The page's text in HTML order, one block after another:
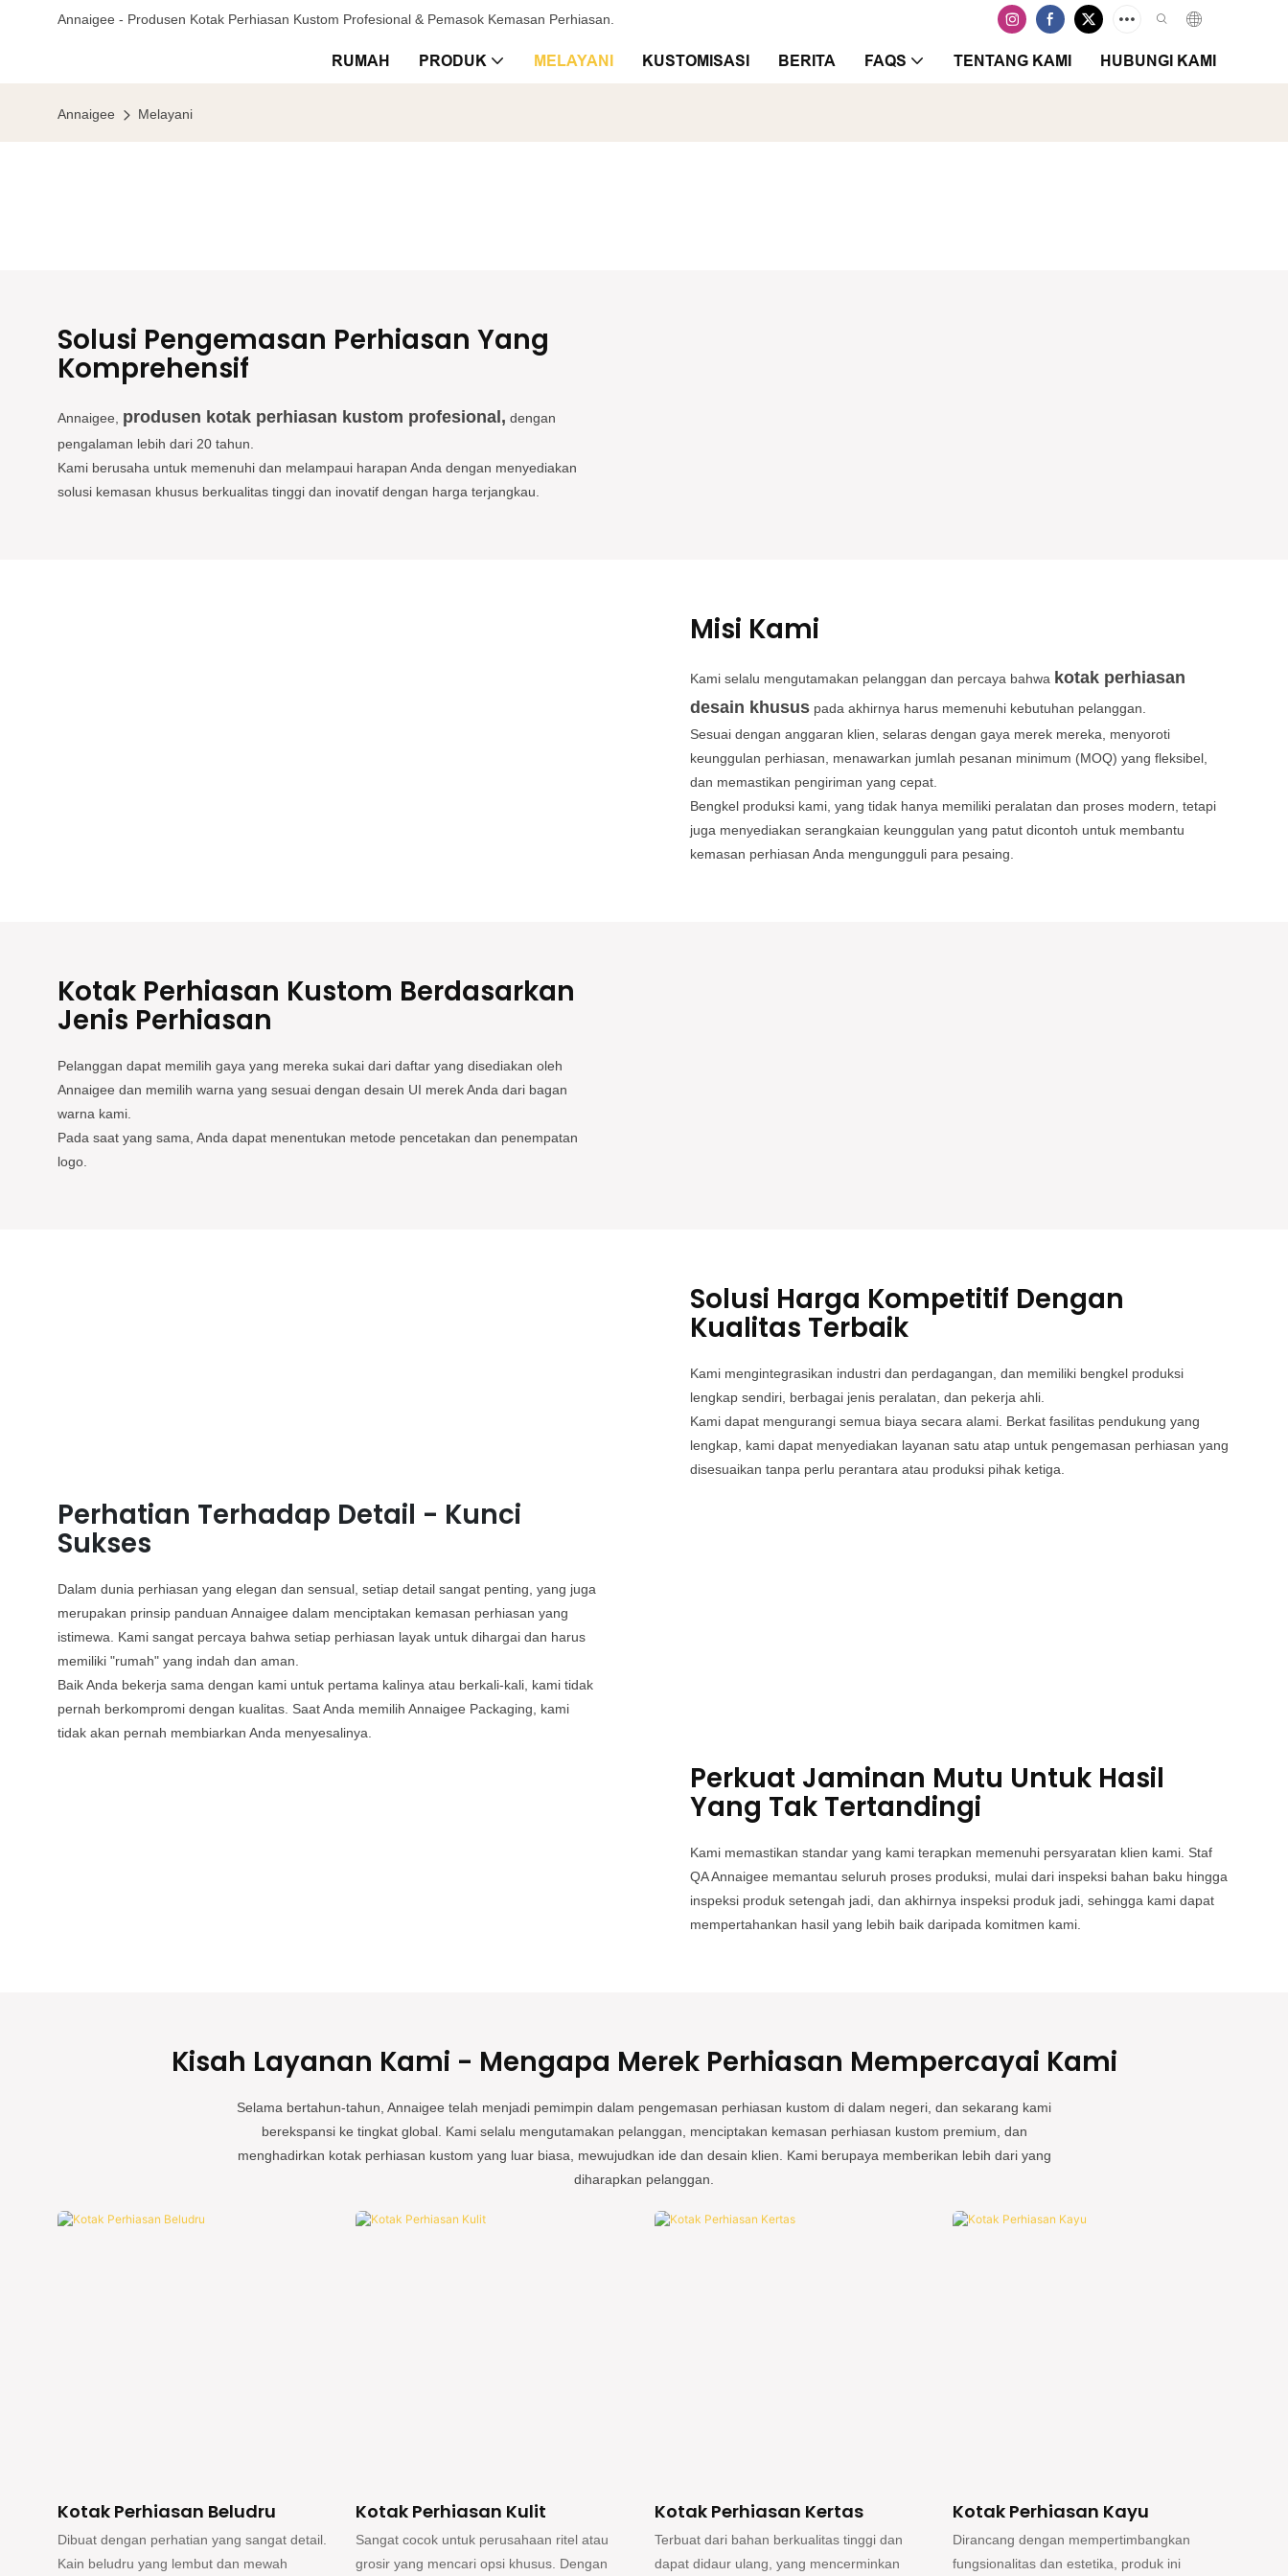
Annaigee - Produsen Kotak Perhiasan Kustom Profesional & Pemasok Kemasan Perhiasan.
RUMAH PRODUK MELAYANI KUSTOMISASI BERITA FAQS TENTANG KAMI HUBUNGI KAMI
Annaigee Melayani
Solusi Pengemasan Perhiasan Yang
Komprehensif
Annaigee, produsen kotak perhiasan kustom profesional, dengan
pengalaman lebih dari 20 tahun.
Kami berusaha untuk memenuhi dan melampaui harapan Anda dengan menyediakan
solusi kemasan khusus berkualitas tinggi dan inovatif dengan harga terjangkau.
Misi Kami
Kami selalu mengutamakan pelanggan dan percaya bahwa kotak perhiasan
desain khusus pada akhirnya harus memenuhi kebutuhan pelanggan.
Sesuai dengan anggaran klien, selaras dengan gaya merek mereka, menyoroti
keunggulan perhiasan, menawarkan jumlah pesanan minimum (MOQ) yang fleksibel,
dan memastikan pengiriman yang cepat.
Bengkel produksi kami, yang tidak hanya memiliki peralatan dan proses modern, tetapi
juga menyediakan serangkaian keunggulan yang patut dicontoh untuk membantu
kemasan perhiasan Anda mengungguli para pesaing.
Kotak Perhiasan Kustom Berdasarkan
Jenis Perhiasan
Pelanggan dapat memilih gaya yang mereka sukai dari daftar yang disediakan oleh
Annaigee dan memilih warna yang sesuai dengan desain UI merek Anda dari bagan
warna kami.
Pada saat yang sama, Anda dapat menentukan metode pencetakan dan penempatan
logo.
Solusi Harga Kompetitif Dengan
Kualitas Terbaik
Kami mengintegrasikan industri dan perdagangan, dan memiliki bengkel produksi
lengkap sendiri, berbagai jenis peralatan, dan pekerja ahli.
Kami dapat mengurangi semua biaya secara alami. Berkat fasilitas pendukung yang
lengkap, kami dapat menyediakan layanan satu atap untuk pengemasan perhiasan yang
disesuaikan tanpa perlu perantara atau produksi pihak ketiga.
Perhatian Terhadap Detail - Kunci
Sukses
Dalam dunia perhiasan yang elegan dan sensual, setiap detail sangat penting, yang juga
merupakan prinsip panduan Annaigee dalam menciptakan kemasan perhiasan yang
istimewa. Kami sangat percaya bahwa setiap perhiasan layak untuk dihargai dan harus
memiliki "rumah" yang indah dan aman.
Baik Anda bekerja sama dengan kami untuk pertama kalinya atau berkali-kali, kami tidak
pernah berkompromi dengan kualitas. Saat Anda memilih Annaigee Packaging, kami
tidak akan pernah membiarkan Anda menyesalinya.
Perkuat Jaminan Mutu Untuk Hasil
Yang Tak Tertandingi
Kami memastikan standar yang kami terapkan memenuhi persyaratan klien kami. Staf
QA Annaigee memantau seluruh proses produksi, mulai dari inspeksi bahan baku hingga
inspeksi produk setengah jadi, dan akhirnya inspeksi produk jadi, sehingga kami dapat
mempertahankan hasil yang lebih baik daripada komitmen kami.
Kisah Layanan Kami - Mengapa Merek Perhiasan Mempercayai Kami
Selama bertahun-tahun, Annaigee telah menjadi pemimpin dalam pengemasan perhiasan kustom di dalam negeri, dan sekarang kami
berekspansi ke tingkat global. Kami selalu mengutamakan pelanggan, menciptakan kemasan perhiasan kustom premium, dan
menghadirkan kotak perhiasan kustom yang luar biasa, mewujudkan ide dan desain klien. Kami berupaya memberikan lebih dari yang
diharapkan pelanggan.
Kotak Perhiasan Kulit
Sangat cocok untuk perusahaan ritel atau
grosir yang mencari opsi khusus. Dengan
Kotak Perhiasan Kertas
Terbuat dari bahan berkualitas tinggi dan
dapat didaur ulang, yang mencerminkan
Kotak Perhiasan Kayu
Dirancang dengan mempertimbangkan
fungsionalitas dan estetika, produk ini
Kotak Cincin
Dengan bangga mempersembahkan koleksi
kotak cincin berkualitas tinggi yang